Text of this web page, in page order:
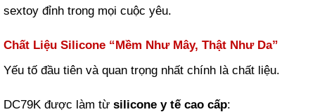
sextoy đỉnh trong mọi cuộc yêu.
Chất Liệu Silicone “Mềm Như Mây, Thật Như Da”
Yếu tố đầu tiên và quan trọng nhất chính là chất liệu.
DC79K được làm từ silicone y tế cao cấp: